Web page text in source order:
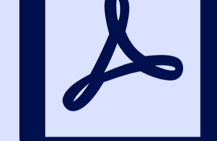
Сравнение форматов обучения:
Рынок образовательных услуг предлагает несколько форматов.
Чтобы не запутаться, давайте сравним их по ключевым
Длительность
вебинары
сертификат